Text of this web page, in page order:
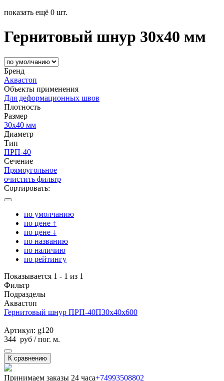
показать ещё 0 шт.
Гернитовый шнур 30х40 мм
Бренд
Аквастоп
Объекты применения
Для деформационных швов
Плотность
Размер
30х40 мм
Диаметр
Тип
ПРП-40
Сечение
Прямоугольное
очистить фильтр
Сортировать:
по умолчанию
по цене ↑
по цене ↓
по названию
по наличию
по рейтингу
Показывается 1 - 1 из 1
Фильтр
Подразделы
Аквастоп
Гернитовый шнур ПРП-40П30х40х600
Артикул: g120
344 руб / пог. м.
К сравнению
Принимаем заказы 24 часа+74993508802